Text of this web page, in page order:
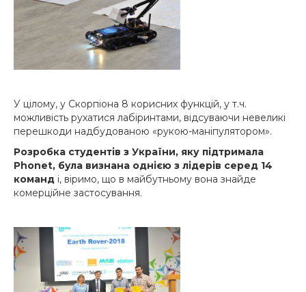
У цілому, у Скорпіона 8 корисних функцій, у т.ч.
можливість рухатися лабіринтами, відсуваючи невеликі
перешкоди надбудованою «рукою-маніпулятором».
Розробка студентів з України, яку підтримала
Phonet, була визнана однією з лідерів серед 14
команд і, віримо, що в майбутньому вона знайде
комерційне застосування.